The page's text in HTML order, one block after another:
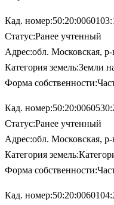
Кад.
Статус:Ранее учтенный
Адрес:обл. Московская,
Категория земель:Земли
Форма
Кад.
Статус:Ранее учтенный
Адрес:обл. Московская,
Категория
Форма
Кад.